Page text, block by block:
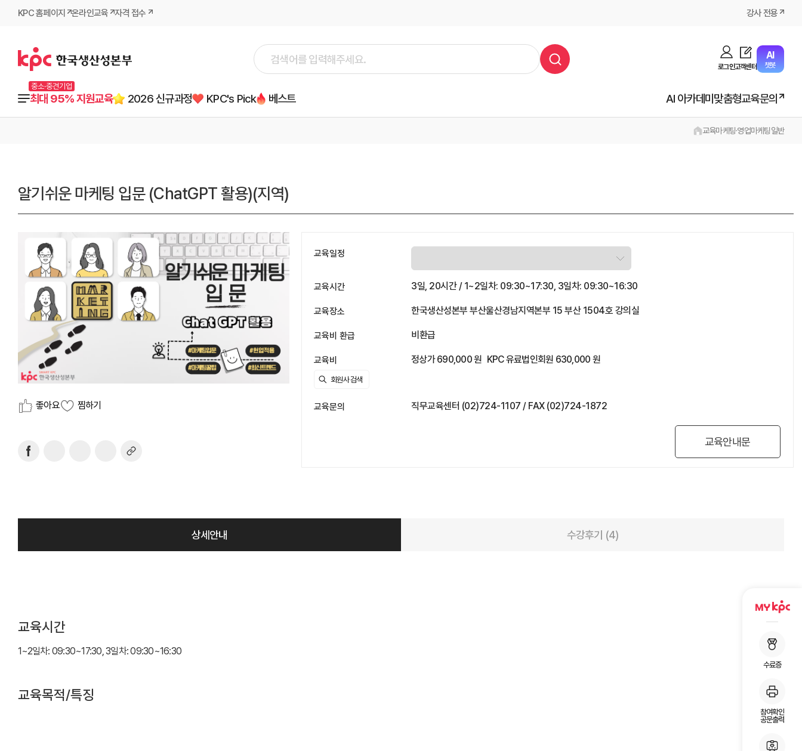
KPC 홈페이지 온라인교육 자격 접수 강사 전용
로그인고객센터
AI
챗봇
중소·중견기업
최대 95% 지원교육 2026 신규과정 KPC's Pick 베스트 AI 아카데미맞춤형교육문의
수료증
참여확인
공문출력
교육마케팅·영업마케팅일반
알기쉬운 마케팅 입문 (ChatGPT 활용)(지역)
좋아요 찜하기
교육일정
교육시간 3일, 20시간 / 1~2일차: 09:30~17:30, 3일차: 09:30~16:30
교육장소 한국생산성본부 부산울산경남지역본부 15 부산 1504호 강의실
교육비 환급 비환급
교육비 정상가 690,000 원 KPC 유료법인회원 630,000 원
교육문의 직무교육센터 (02)724-1107 / FAX (02)724-1872
교육안내문
상세안내 수강후기 (4)
교육시간
1~2일차: 09:30~17:30, 3일차: 09:30~16:30
교육목적/특징